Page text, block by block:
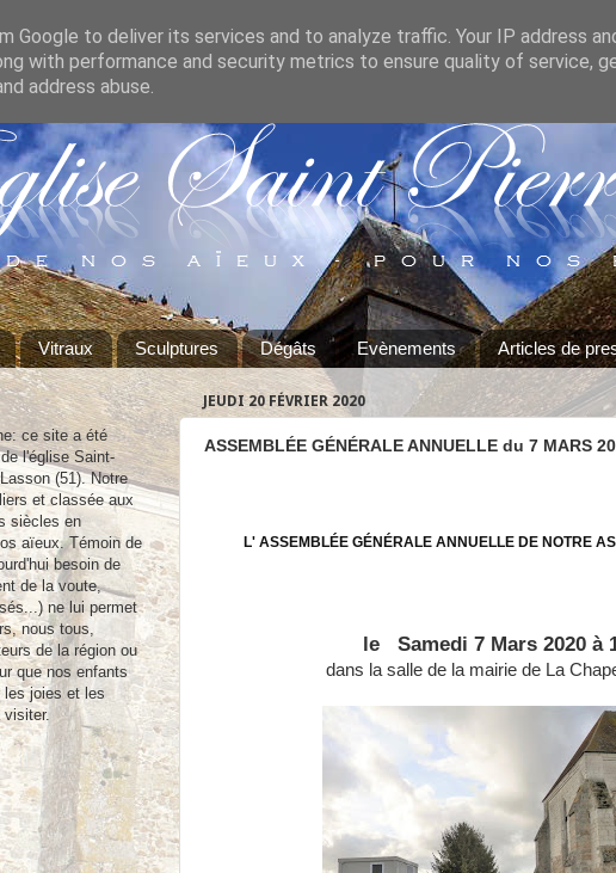
Vitraux Sculptures Dégâts Evènements Articles de
JEUDI 20 FÉVRIER 2020
ASSEMBLÉE GÉNÉRALE ANNUELLE du 7 MARS
L' ASSEMBLÉE GÉNÉRALE ANNUELLE DE NOTRE
le Samedi 7 Mars 2020 à
dans la salle de la mairie de La
ce site a été
l'église Saint-
(51). Notre
et classée aux
siècles en
aïeux. Témoin de
besoin de
de la voute,
ne lui permet
nous tous,
de la région ou
que nos enfants
les joies et les
visiter.
Google to deliver its services and to analyze traffic. Your IP address
with performance and security metrics to ensure quality of service,
address abuse.